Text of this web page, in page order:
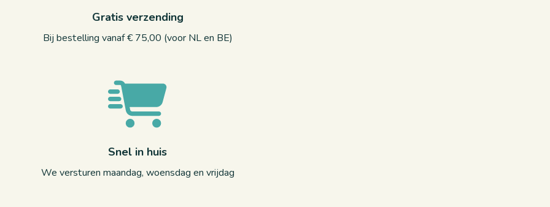
Gratis verzending
Bij bestelling vanaf € 75,00 (voor NL en BE)
Snel in huis
We versturen maandag, woensdag en vrijdag